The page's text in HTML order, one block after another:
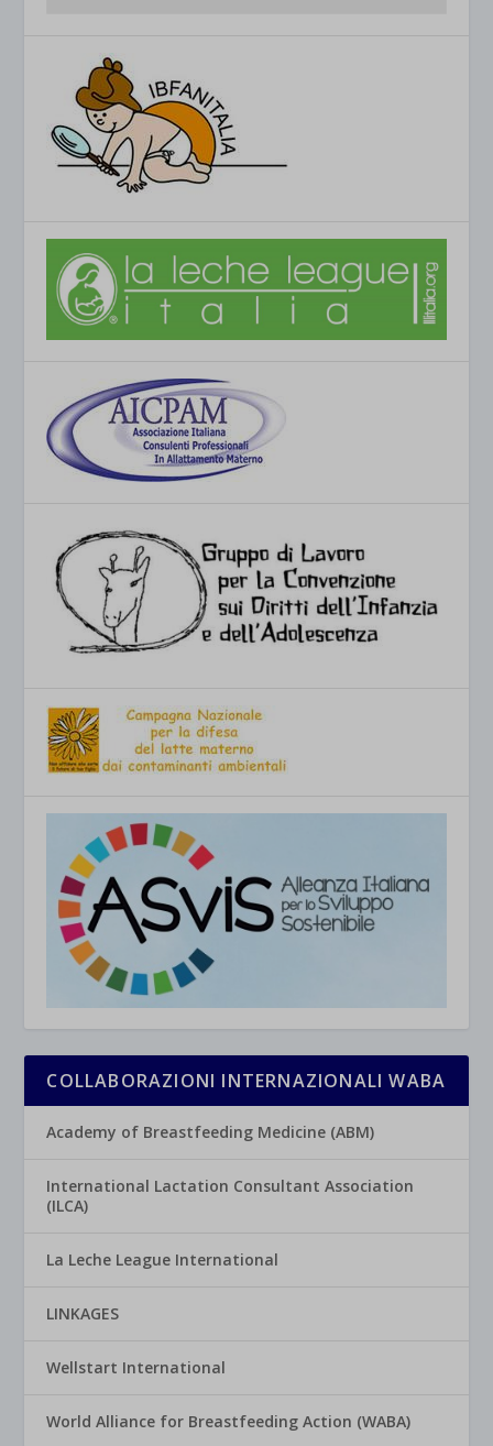
COLLABORAZIONI INTERNAZIONALI WABA
Academy of Breastfeeding Medicine (ABM)
International Lactation Consultant Association
(ILCA)
La Leche League International
LINKAGES
Wellstart International
World Alliance for Breastfeeding Action (WABA)